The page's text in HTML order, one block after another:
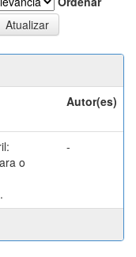
Autor(es)
o
-